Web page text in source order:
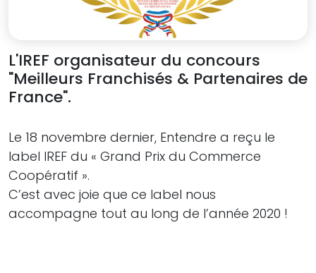
L'IREF organisateur du concours
"Meilleurs Franchisés & Partenaires de
France".
Le 18 novembre dernier, Entendre a reçu le
label IREF du « Grand Prix du Commerce
Coopératif ».
C’est avec joie que ce label nous
accompagne tout au long de l’année 2020 !